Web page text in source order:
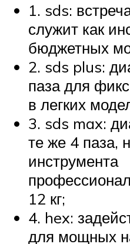
1. sds:
служит как
бюджетных
2. sds plus:
паза для
в легких
3. sds max:
те же 4 паза,
инструмента
12 кг;
4. hex:
для мощных